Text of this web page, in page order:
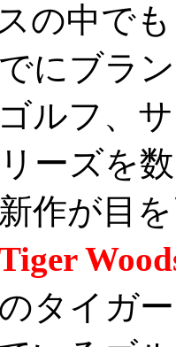
の中で
にブラ
ゴルフ、
ーズを
作が目
Tiger
タイガ